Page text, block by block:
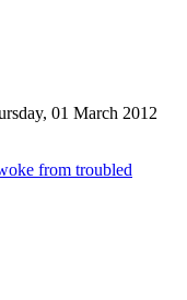
01 March 2012
from troubled